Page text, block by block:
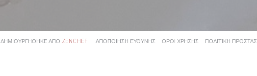
ΔΗΜΙΟΥΡΓΉΘΗΚΕ ΑΠΌ ZENCHEF((ΑΝΟΊΓΕΙ ΣΕ ΝΈΟ ΠΑΡΆΘΥΡΟ))
ΑΠΟΠΟΊΗΣΗ ΕΥΘΎΝΗΣ((ΑΝΟΊΓΕΙ ΣΕ ΝΈΟ ΠΑΡΆΘΥΡΟ))
ΌΡΟΙ ΧΡΉΣΗΣ((ΑΝΟΊΓΕΙ ΣΕ ΝΈΟ
ΠΟΛΙΤΙΚΉ